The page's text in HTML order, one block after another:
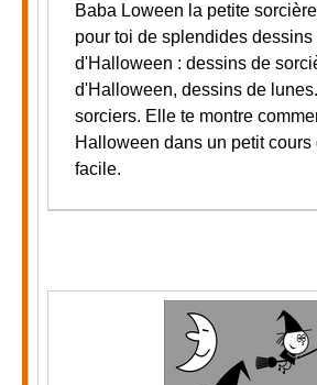
Baba Loween la petite
pour toi de splendides dessins
d'Halloween : dessins de
d'Halloween, dessins de
sorciers. Elle te montre
Halloween dans un petit cours
facile.